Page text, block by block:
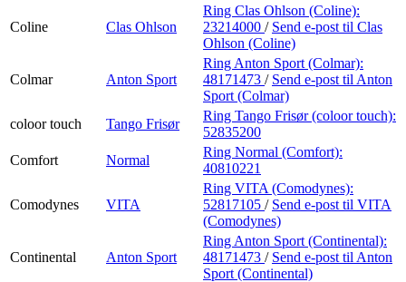
Coline Clas Ohlson
Ring Clas Ohlson (Coline):
23214000 / Send e-post til Clas
Ohlson (Coline)
Colmar Anton Sport
Ring Anton Sport (Colmar):
48171473 / Send e-post til Anton
Sport (Colmar)
coloor touch
Tango Frisør
Ring Tango Frisør (coloor touch):
52835200
Comfort
Normal
Ring Normal (Comfort):
40810221
Comodynes VITA
Ring VITA (Comodynes):
52817105 / Send e-post til VITA
(Comodynes)
Continental Anton Sport
Ring Anton Sport (Continental):
48171473 / Send e-post til Anton
Sport (Continental)